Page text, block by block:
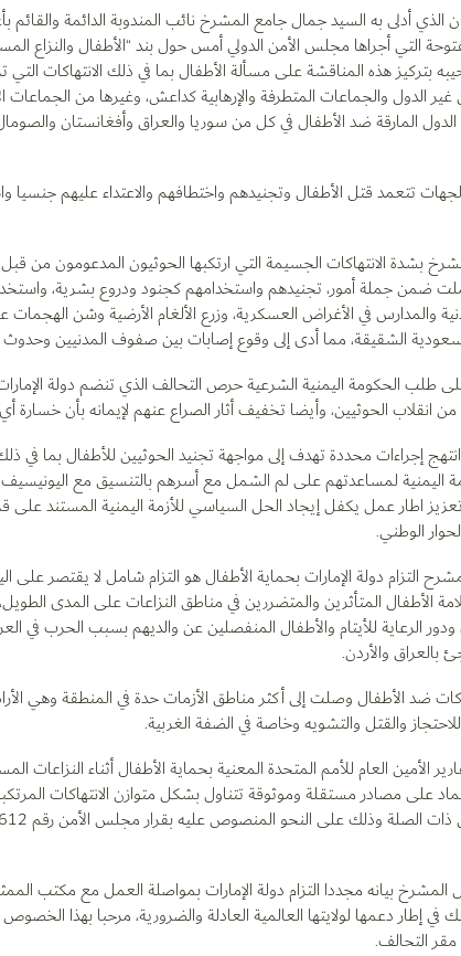
الذي أدلى به السيد جمال جامع المشرخ نائب المندوبة الدائمة والقائم
التي أجراها مجلس الأمن الدولي أمس حول بند “الأطفال والنزاع
بتركيز هذه المناقشة على مسألة الأطفال بما في ذلك الانتهاكات التي
غير الدول والجماعات المتطرفة والإرهابية كداعش، وغيرها من الجماعات
المارقة ضد الأطفال في كل من سوريا والعراق وأفغانستان والصومال
تتعمد قتل الأطفال وتجنيدهم واختطافهم والاعتداء عليهم جنسيا
بشدة الانتهاكات الجسيمة التي ارتكبها الحوثيون المدعومون من
ضمن جملة أمور، تجنيدهم واستخدامهم كجنود ودروع بشرية،
والمدارس في الأغراض العسكرية، وزرع الألغام الأرضية وشن
الشقيقة، مما أدى إلى وقوع إصابات بين صفوف المدنيين
على طلب الحكومة اليمنية الشرعية حرص التحالف الذي تنضم دولة
انقلاب الحوثيين، وأيضا تخفيف أثار الصراع عنهم لإيمانه بأن
إجراءات محددة تهدف إلى مواجهة تجنيد الحوثيين للأطفال بما في
اليمنية لمساعدتهم على لم الشمل مع أسرهم بالتنسيق مع
الوطني.
التزام دولة الإمارات بحماية الأطفال هو التزام شامل لا يقتصر على
المتأثرين والمتضررين في مناطق النزاعات على المدى
ودور الرعاية للأيتام والأطفال المنفصلين عن والديهم بسبب الحرب في
بالعراق والأردن.
ضد الأطفال وصلت إلى أكثر مناطق الأزمات حدة في المنطقة وهي
والقتل والتشويه وخاصة في الضفة الغربية.
الأمين العام للأمم المتحدة المعنية بحماية الأطفال أثناء النزاعات
على مصادر مستقلة وموثوقة تتناول بشكل متوازن الانتهاكات
بيانه مجددا التزام دولة الإمارات بمواصلة العمل مع مكتب
في إطار دعمها لولايتها العالمية العادلة والضرورية، مرحبا بهذا
مقر التحالف.